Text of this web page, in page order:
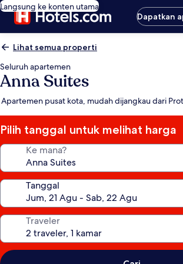
Langsung ke konten utama
Dapatkan
Lihat semua properti
Seluruh apartemen
Anna Suites
Apartemen pusat kota, mudah dijangkau dari
Pilih tanggal untuk melihat harga
Ke mana?
Tanggal
Traveler